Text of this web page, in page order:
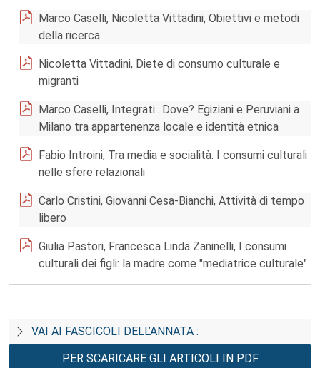
Marco Caselli, Nicoletta Vittadini, Obiettivi e metodi
della ricerca
Nicoletta Vittadini, Diete di consumo culturale e
migranti
Marco Caselli, Integrati.. Dove? Egiziani e Peruviani a
Milano tra appartenenza locale e identità etnica
Fabio Introini, Tra media e socialità. I consumi culturali
nelle sfere relazionali
Carlo Cristini, Giovanni Cesa-Bianchi, Attività di tempo
libero
Giulia Pastori, Francesca Linda Zaninelli, I consumi
culturali dei figli: la madre come "mediatrice culturale"
VAI AI FASCICOLI DELL’ANNATA :
PER SCARICARE GLI ARTICOLI IN PDF